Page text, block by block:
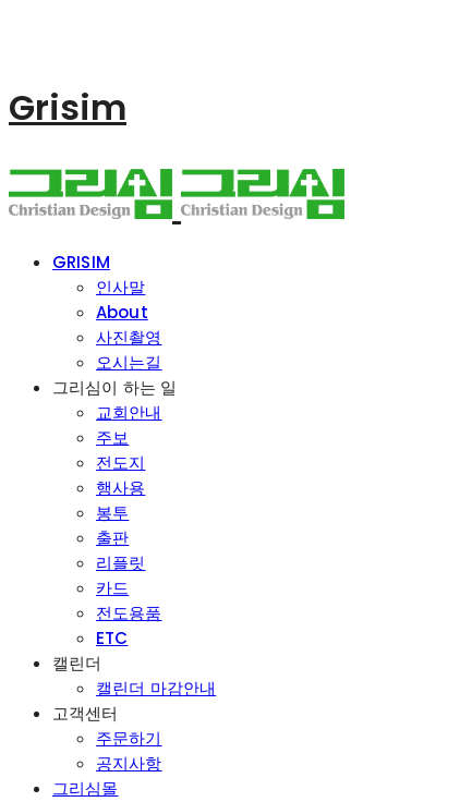
Grisim
GRISIM
인사말
About
사진촬영
오시는길
그리심이 하는 일
교회안내
주보
전도지
행사용
봉투
출판
리플릿
카드
전도용품
ETC
캘린더
캘린더 마감안내
고객센터
주문하기
공지사항
그리심몰